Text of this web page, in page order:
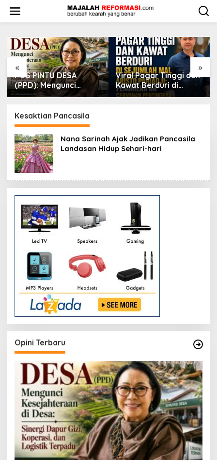
w
« »
Viral Pagar Tinggi dan
Kawat Berduri di
Sejumlah Mal, Aristo
Cerminan Pentingnya
Membangun
Kepercayaan Sosial
​Krisis Meritokrasi dan
Alarm Kepuasan Publik
Kesaktian Pancasila
Nana Sarinah Ajak Jadikan Pancasila
Landasan Hidup Sehari-hari
Opini Terbaru